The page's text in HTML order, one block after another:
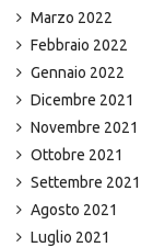
Marzo 2022
Febbraio 2022
Gennaio 2022
Dicembre 2021
Novembre 2021
Ottobre 2021
Settembre 2021
Agosto 2021
Luglio 2021